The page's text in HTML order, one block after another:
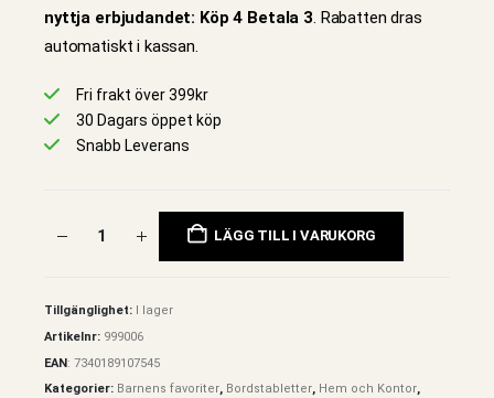
nyttja erbjudandet: Köp 4 Betala 3. Rabatten dras
automatiskt i kassan.
Fri frakt över 399kr
30 Dagars öppet köp
Snabb Leverans
LÄGG TILL I VARUKORG
Tillgänglighet:
I lager
Artikelnr: 999006
EAN: 7340189107545
Kategorier: Barnens favoriter, Bordstabletter, Hem och Kontor,